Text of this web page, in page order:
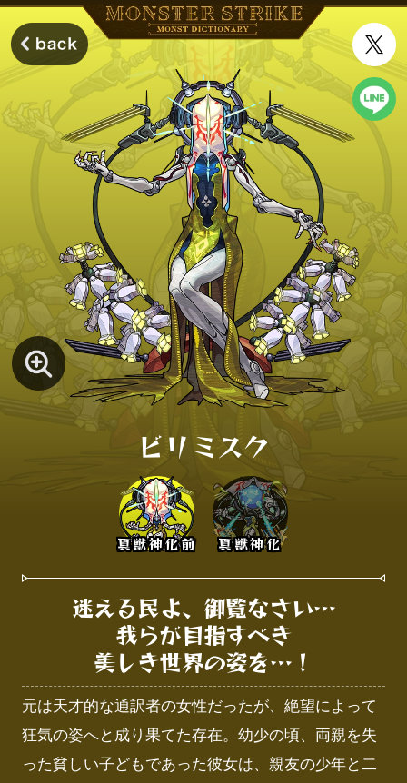
ビリミスク
真獣神化前 真獣神化
迷える民よ、御覧なさい…
我らが目指すべき
美しき世界の姿を…！
元は天才的な通訳者の女性だったが、絶望によって
狂気の姿へと成り果てた存在。幼少の頃、両親を失
った貧しい子どもであった彼女は、親友の少年と二